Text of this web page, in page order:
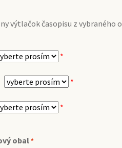
výtlačok časopisu z vybraného
*
*
*
obal *